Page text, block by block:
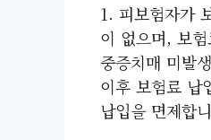
1. 피보험자가
이 없으며, 보
중증치매 미발
이후 보험료 납
납입을 면제합